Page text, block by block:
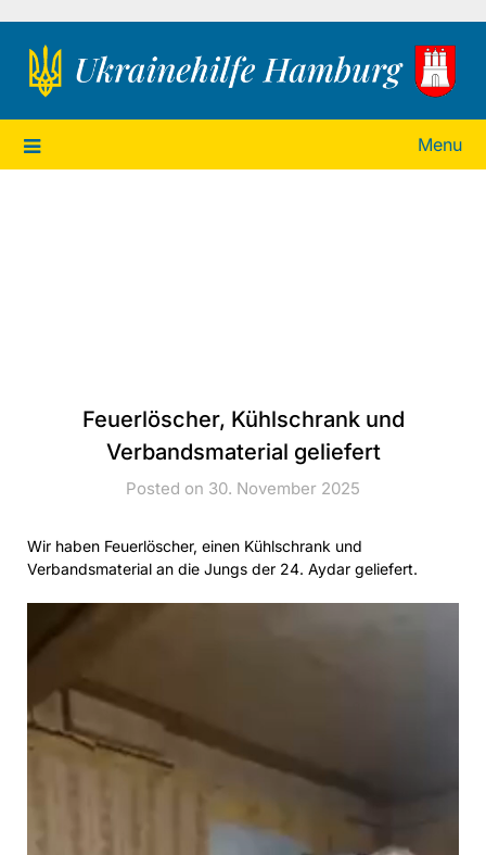
Ukrainehilfe Hamburg
Menu
Feuerlöscher, Kühlschrank und
Verbandsmaterial geliefert
Posted on 30. November 2025
Wir haben Feuerlöscher, einen Kühlschrank und
Verbandsmaterial an die Jungs der 24. Aydar geliefert.